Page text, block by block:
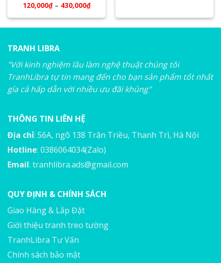
120,000₫– 430,000₫
TRANH LIBRA
"Với kinh nghiệm lâu làm nghệ thuật chúng tôi
TranhLibra tự tin mang đến cho bạn sản phẩm tốt nhất
gía cả hấp dẫn với nhiều ưu đãi khủng"
THÔNG TIN LIÊN HỆ
Địa chỉ: 56A, ngõ 138 Trân Triều, Thanh Trì, Hà Nội
Hotline: 0386064034(Zalo)
Email: tranhlibra.ads@gmail.com
QUY ĐỊNH & CHÍNH SÁCH
Giao Hàng & Lắp Đặt
Giới thiệu tranh treo tường
TranhLibra Tư Vấn
Chính sách bảo mật